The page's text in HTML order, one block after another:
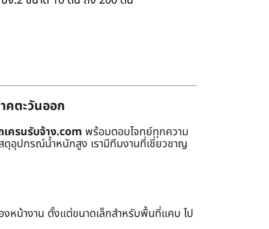
คตะวันออก
เครนรับจ้าง.com พร้อมตอบโจทย์ทุกความ
ดุอุปกรณ์น้ำหนักสูง เรามีทีมงานที่เชี่ยวชาญ
หน้างาน ตั้งแต่ขนาดเล็กสำหรับพื้นที่แคบ ไป